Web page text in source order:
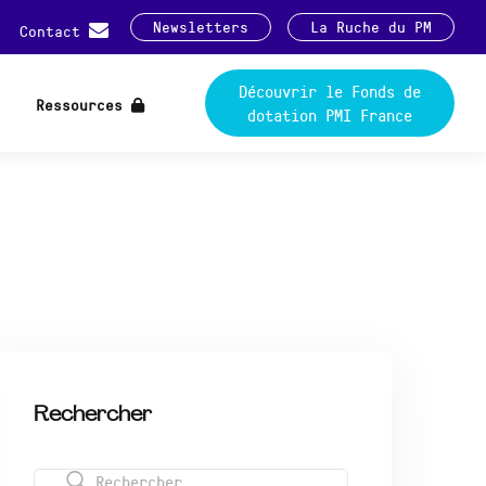
Contact Newsletters La Ruche du PM
Ressources
Découvrir le Fonds de
dotation PMI France
Rechercher